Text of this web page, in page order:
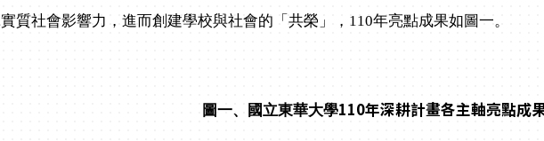
質社會影響力，進而創建學校與社會的「共榮」，110年亮點成果如圖一。
圖一、國立東華大學110年深耕計畫各主軸亮點成